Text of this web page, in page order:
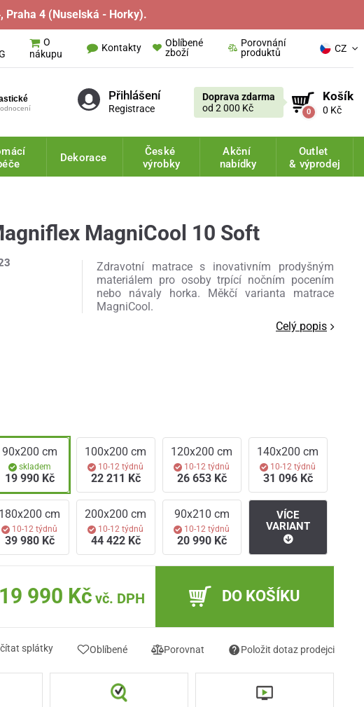
Praha 4 (Nuselská - Horky).
O
nákupu
Kontakty
Oblíbené
zboží
Porovnání
produktů
CZ
Přihlášení
Registrace
Doprava zdarma
od 2 000 Kč
0
Košík
0 Kč
Dekorace
České
výrobky
Akční
nabídky
Outlet
& výprodej
MagniCool 10 Soft
Zdravotní matrace s inovativním prodyšným
materiálem pro osoby trpící nočním pocením
nebo návaly horka. Měkčí varianta matrace
MagniCool.
Celý popis
90x200 cm
skladem
19 990 Kč
100x200 cm
10-12 týdnů
22 211 Kč
120x200 cm
10-12 týdnů
26 653 Kč
140x200 cm
10-12 týdnů
31 096 Kč
180x200 cm
10-12 týdnů
39 980 Kč
200x200 cm
10-12 týdnů
44 422 Kč
90x210 cm
10-12 týdnů
20 990 Kč
VÍCE
VARIANT
19 990 Kč vč. DPH DO KOŠÍKU
splátky Oblíbené Porovnat Položit dotaz prodejci